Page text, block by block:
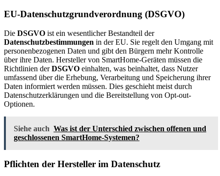
EU-Datenschutzgrundverordnung (DSGVO)
Die DSGVO ist ein wesentlicher Bestandteil der
Datenschutzbestimmungen in der EU. Sie regelt den Umgang mit
personenbezogenen Daten und gibt den Bürgern mehr Kontrolle
über ihre Daten. Hersteller von SmartHome-Geräten müssen die
Richtlinien derDSGVO einhalten, was beinhaltet, dass Nutzer
umfassend über die Erhebung, Verarbeitung und Speicherung ihrer
Daten informiert werden müssen. Dies geschieht meist durch
Datenschutzerklärungen und die Bereitstellung von Opt-out-
Optionen.
Siehe auch Was ist der Unterschied zwischen offenen und
geschlossenen SmartHome-Systemen?
Pflichten der Hersteller im Datenschutz